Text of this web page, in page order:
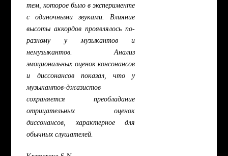
тем, которое было в эксперименте
с одиночными звуками. Влияние
высоты аккордов проявлялось по-
разному у музыкантов и
немузыкантов. Анализ
эмоциональных оценок консонансов
и диссонансов показал, что у
музыкантов-джазистов
сохраняется преобладание
отрицательных оценок
диссонансов, характерное для
обычных слушателей.